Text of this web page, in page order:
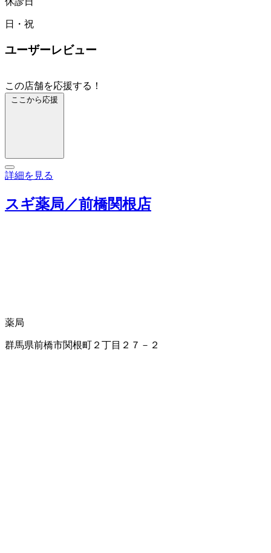
日・祝
ユーザーレビュー
この店舗を応援する！
ここから応援
詳細を見る
スギ薬局／前橋関根店
薬局
群馬県前橋市関根町２丁目２７－２